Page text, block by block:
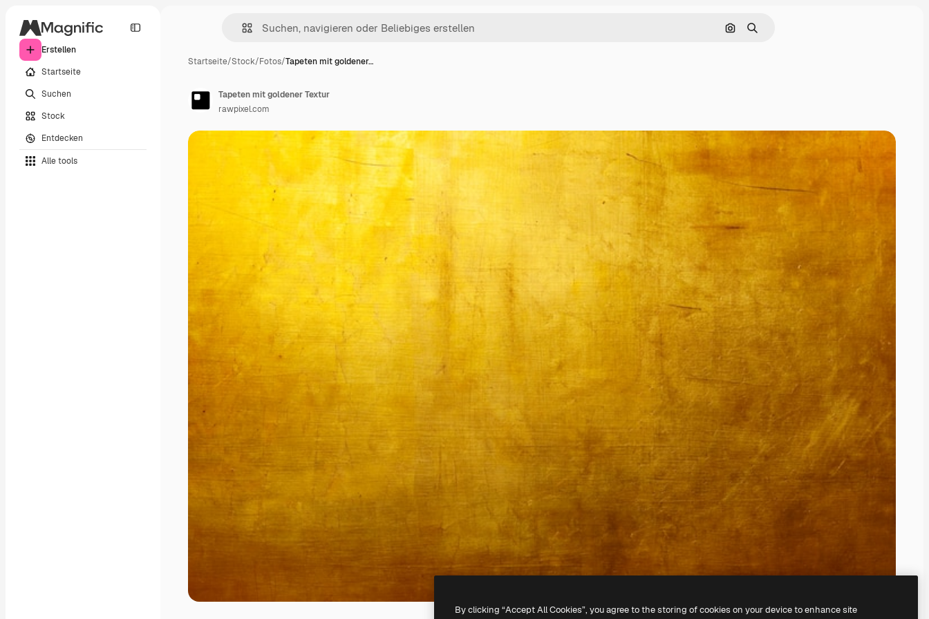
Erstellen
Startseite
Suchen
Stock
Entdecken
Alle tools
Nach Bild suchen
Suchen
Startseite/Stock/Fotos/Tapeten mit goldener…
Tapeten mit goldener Textur
rawpixel.com
By clicking “Accept All Cookies”, you agree to the storing of cookies on your device to enhance site